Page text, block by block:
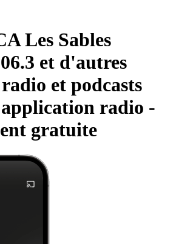
Les Sables
et d'autres
et podcasts
radio -
gratuite